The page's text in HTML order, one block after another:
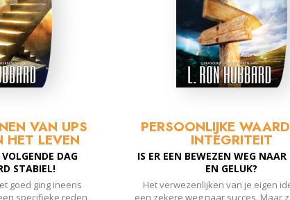
VAN UPS
HET LEVEN
DAG
STABIEL!
goed ging ineens
specifieke reden
PERSOONLIJKE
INTEGRITEIT
IS ER EEN BEWEZEN WEG NAAR
EN GELUK?
Het verwezenlijken van je eigen
een zekere weg naar succes. Maar